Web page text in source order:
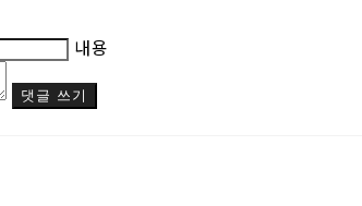
내용
댓글 쓰기